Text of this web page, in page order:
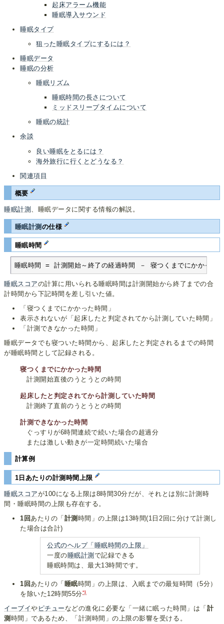
起床アラーム機能
睡眠導入サウンド
睡眠タイプ
狙った睡眠タイプにするには？
睡眠データ
睡眠の分析
睡眠リズム
睡眠時間の長さについて
ミッドスリープタイムについて
睡眠の統計
余談
良い睡眠をとるには？
海外旅行に行くとどうなる？
関連項目
概要
睡眠計測 、睡眠データに関する情報の解説。
睡眠計測 の仕様
睡眠時間
睡眠時間 = 計測開始～終了の経過時間 － 寝つくまでにかかった
睡眠スコアの計算に用いられる睡眠時間は計測開始から終了までの合
計時間から下記時間を差し引いた値。
「寝つくまでにかかった時間」
表示されないが「起床したと判定されてから計測していた時間」
「計測できなかった時間」
睡眠データでも寝ついた時間から、起床したと判定されるまでの時間
が睡眠時間として記録される。
寝つくまでにかかった時間
計測開始直後のうとうとの時間
起床したと判定されてから計測していた時間
計測終了直前のうとうとの時間
計測できなかった時間
ぐっすりが6時間連続で続いた場合の超過分
または激しい動きが一定時間続いた場合
計算例
1日あたりの計測時間上限
睡眠スコアが100になる上限は8時間30分だが、それとは別に計測時
間・睡眠時間の上限も存在する。
1回あたりの「 計測 時間」の上限は13時間(1日2回に分けて計測し
た場合は合計)
公式のヘルプ「睡眠時間の上限」
一度の睡眠計測 で記録できる
睡眠時間は、最大13時間です。
1回あたりの「睡眠時間」の上限は、入眠までの最短時間（5分）
を除いた12時間55分*1
イーブイや ピチュー などの進化に必要な「一緒に眠った時間」は「 計
測 時間」であるため、「計測時間」の上限の影響を受ける。